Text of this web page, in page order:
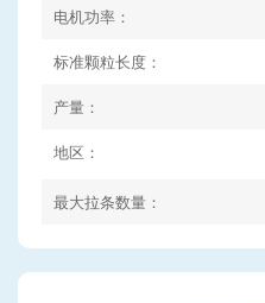
电机功率：
标准颗粒长度：
产量：
地区：
最大拉条数量：